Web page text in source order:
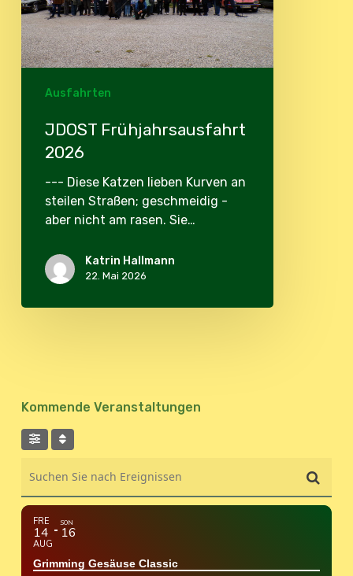
Ausfahrten
JDOST Frühjahrsausfahrt
2026
--- Diese Katzen lieben Kurven an
steilen Straßen; geschmeidig -
aber nicht am rasen. Sie…
Katrin Hallmann
22. Mai 2026
Kommende Veranstaltungen
FRE
14
AUG
SON
16
Grimming Gesäuse Classic